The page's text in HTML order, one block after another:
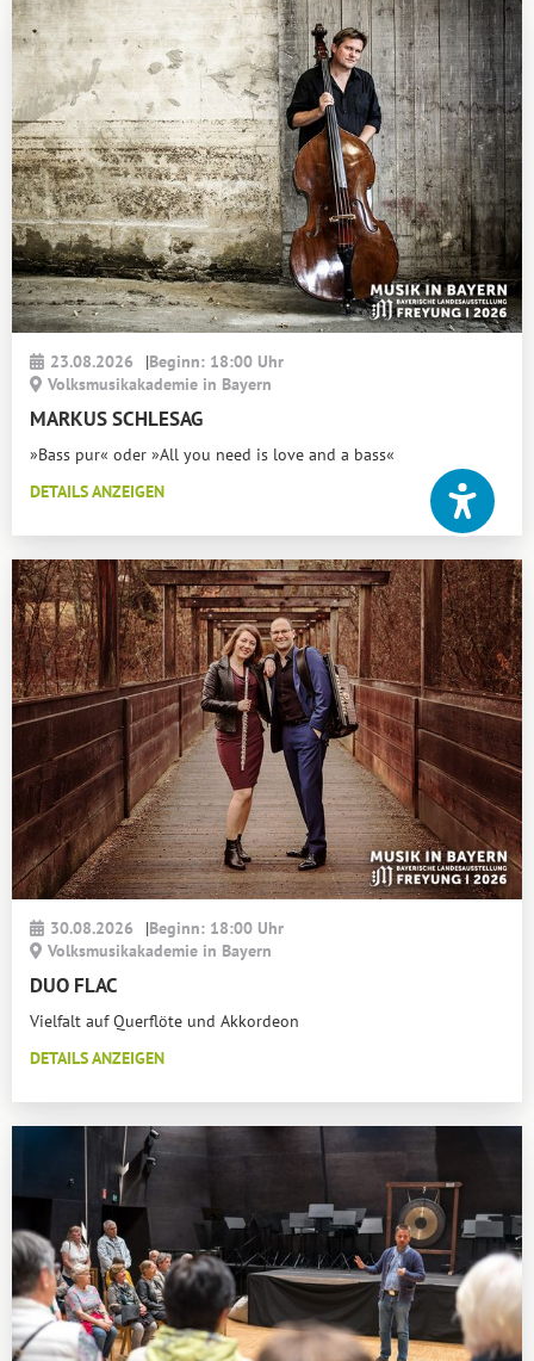
23.08.2026 |Beginn: 18:00 Uhr
Volksmusikakademie in Bayern
MARKUS SCHLESAG
»Bass pur« oder »All you need is love and a bass«
DETAILS ANZEIGEN
30.08.2026 |Beginn: 18:00 Uhr
Volksmusikakademie in Bayern
DUO FLAC
Vielfalt auf Querflöte und Akkordeon
DETAILS ANZEIGEN